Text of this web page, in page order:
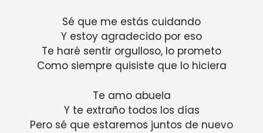
Sé que me estás cuidando
Y estoy agradecido por eso
Te haré sentir orgulloso, lo prometo
Como siempre quisiste que lo hiciera
Te amo abuela
Y te extraño todos los días
Pero sé que estaremos juntos de nuevo